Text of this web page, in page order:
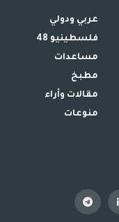
عربي ودولي
فلسطينيو 48
مساعدات
مطبخ
مقالات وأراء
منوعات